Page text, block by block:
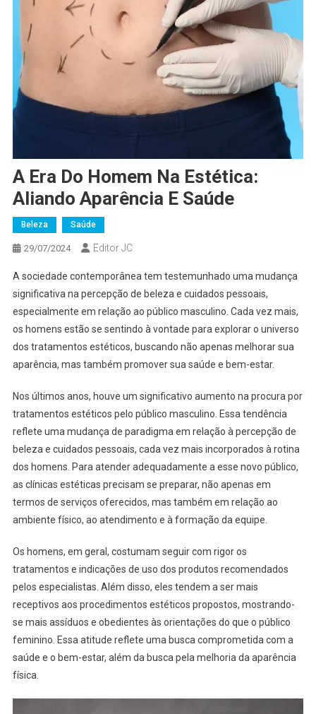
A Era Do Homem Na Estética:
Aliando Aparência E Saúde
Beleza Saúde
29/07/2024 Editor JC
A sociedade contemporânea tem testemunhado uma mudança
significativa na percepção de beleza e cuidados pessoais,
especialmente em relação ao público masculino. Cada vez mais,
os homens estão se sentindo à vontade para explorar o universo
dos tratamentos estéticos, buscando não apenas melhorar sua
aparência, mas também promover sua saúde e bem-estar.
Nos últimos anos, houve um significativo aumento na procura por
tratamentos estéticos pelo público masculino. Essa tendência
reflete uma mudança de paradigma em relação à percepção de
beleza e cuidados pessoais, cada vez mais incorporados à rotina
dos homens. Para atender adequadamente a esse novo público,
as clínicas estéticas precisam se preparar, não apenas em
termos de serviços oferecidos, mas também em relação ao
ambiente físico, ao atendimento e à formação da equipe.
Os homens, em geral, costumam seguir com rigor os
tratamentos e indicações de uso dos produtos recomendados
pelos especialistas. Além disso, eles tendem a ser mais
receptivos aos procedimentos estéticos propostos, mostrando-
se mais assíduos e obedientes às orientações do que o público
feminino. Essa atitude reflete uma busca comprometida com a
saúde e o bem-estar, além da busca pela melhoria da aparência
física.